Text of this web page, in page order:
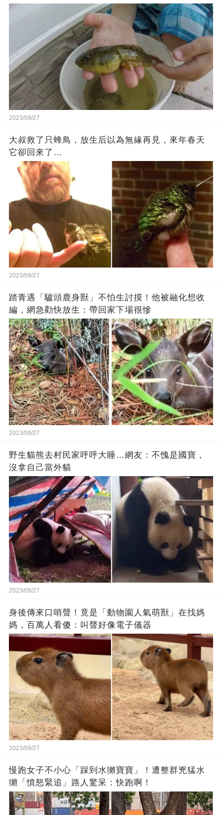
2023/09/27
大叔救了只蜂鳥，放生后以為無緣再見，來年春天
它卻回來了…
2023/09/27
踏青遇「驢頭鹿身獸」不怕生討摸！他被融化想收
編，網急勸快放生：帶回家下場很慘
2023/09/27
野生貓熊去村民家呼呼大睡…網友：不愧是國寶，
沒拿自己當外貓
2023/09/27
身後傳來口哨聲！竟是「動物園人氣萌獸」在找媽
媽，百萬人看傻：叫聲好像電子儀器
2023/09/27
慢跑女子不小心「踩到水獺寶寶」！遭整群兇猛水
獺「憤怒緊追」路人驚呆：快跑啊！